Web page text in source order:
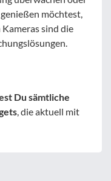
möchtest,
sind die
Du sämtliche
, die aktuell mit